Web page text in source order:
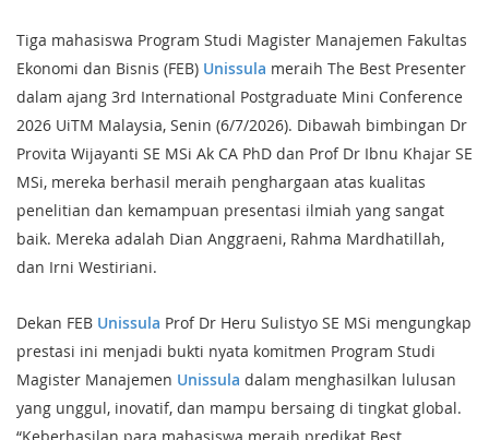
Tiga mahasiswa Program Studi Magister Manajemen Fakultas
Ekonomi dan Bisnis (FEB) Unissula meraih The Best Presenter
dalam ajang 3rd International Postgraduate Mini Conference
2026 UiTM Malaysia, Senin (6/7/2026). Dibawah bimbingan Dr
Provita Wijayanti SE MSi Ak CA PhD dan Prof Dr Ibnu Khajar SE
MSi, mereka berhasil meraih penghargaan atas kualitas
penelitian dan kemampuan presentasi ilmiah yang sangat
baik. Mereka adalah Dian Anggraeni, Rahma Mardhatillah,
dan Irni Westiriani.
Dekan FEB Unissula Prof Dr Heru Sulistyo SE MSi mengungkap
prestasi ini menjadi bukti nyata komitmen Program Studi
Magister Manajemen Unissula dalam menghasilkan lulusan
yang unggul, inovatif, dan mampu bersaing di tingkat global.